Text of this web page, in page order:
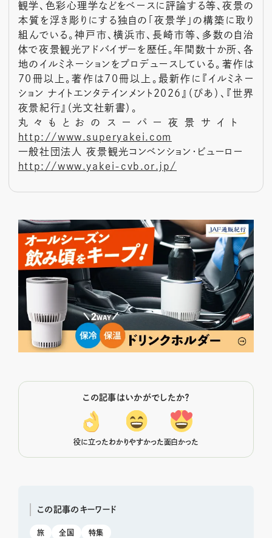
観学、色彩心理学などをベースに評論する等、夜景の
本質を浮き彫りにする独自の「夜景学」の構築に取り
組んでいる。神戸市、横浜市、長崎市等、多数の自治
体で夜景観光アドバイザーを歴任。年間数十か所、各
地のイルミネーションをプロデュースしている。著作は
70冊以上。著作は70冊以上。最新作に『イルミネー
ション ナイトエンタテインメント2026』（ぴあ）、『世界
夜景紀行』（光文社新書）。
丸々もとおのスーパー夜景サイト
http://www.superyakei.com
一般社団法人 夜景観光コンベンション・ビューロー
http://www.yakei-cvb.or.jp/
この記事はいかがでしたか？
役に立ったわかりやすかった面白かった
この記事のキーワード
旅 全国 特集